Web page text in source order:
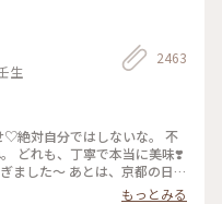
生
2463
絶対自分ではしないな。 不
どれも、丁寧で本当に美味❣️
ました〜 あとは、京都の日本
のことりっぷ旅 #AWOMB #
もっとみる